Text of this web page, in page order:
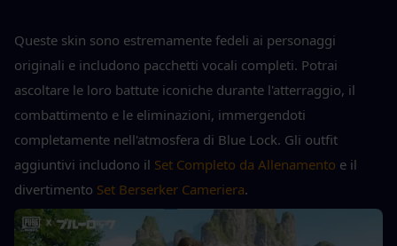
Queste skin sono estremamente fedeli ai personaggi
originali e includono pacchetti vocali completi. Potrai
ascoltare le loro battute iconiche durante l'atterraggio, il
combattimento e le eliminazioni, immergendoti
completamente nell'atmosfera di Blue Lock. Gli outfit
aggiuntivi includono il Set Completo da Allenamento e il
divertimento Set Berserker Cameriera.